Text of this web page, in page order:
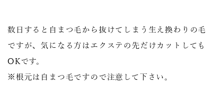
数日すると自まつ毛から抜けてしまう生え換わりの毛
ですが、気になる方はエクステの先だけカットしても
OKです。
※根元は自まつ毛ですので注意して下さい。